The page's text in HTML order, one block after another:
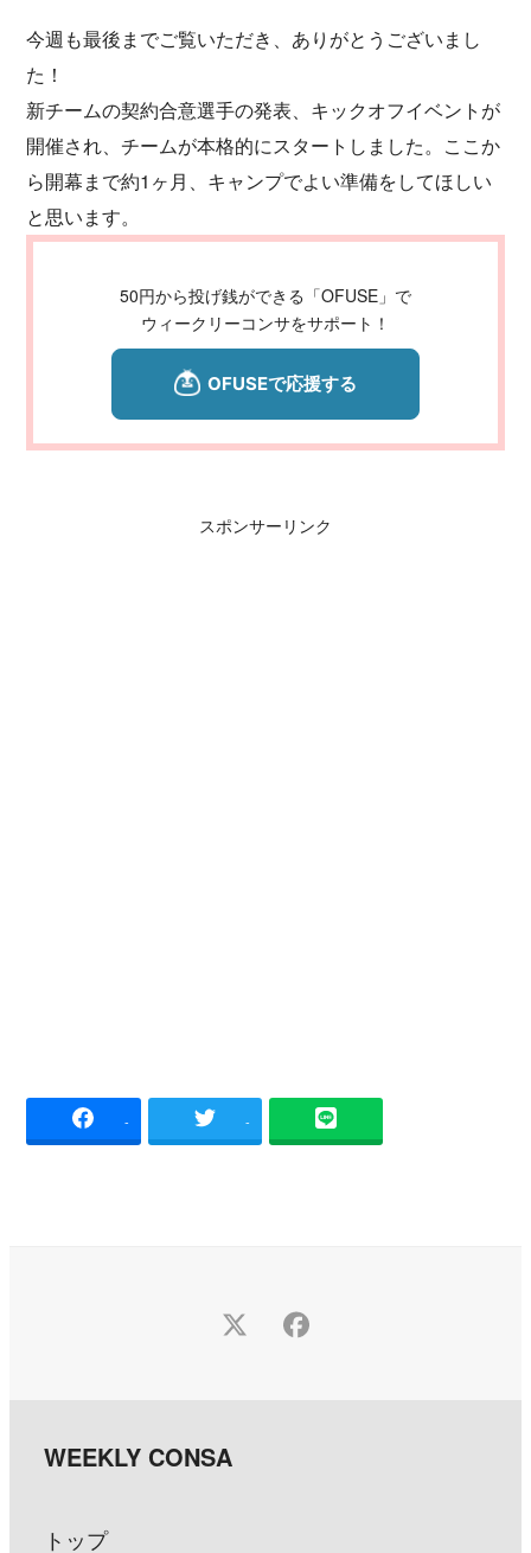
今週も最後までご覧いただき、ありがとうございまし
た！
新チームの契約合意選手の発表、キックオフイベントが
開催され、チームが本格的にスタートしました。ここか
ら開幕まで約1ヶ月、キャンプでよい準備をしてほしい
と思います。
50円から投げ銭ができる「OFUSE」で
ウィークリーコンサをサポート！
スポンサーリンク
- -
TwitterFacebook
トップ